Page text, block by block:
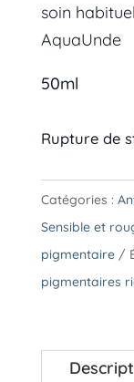
soin
AquaUnde
50ml
Rupture de
Catégories :
Sensible et
pigmentaire
pigmentaires